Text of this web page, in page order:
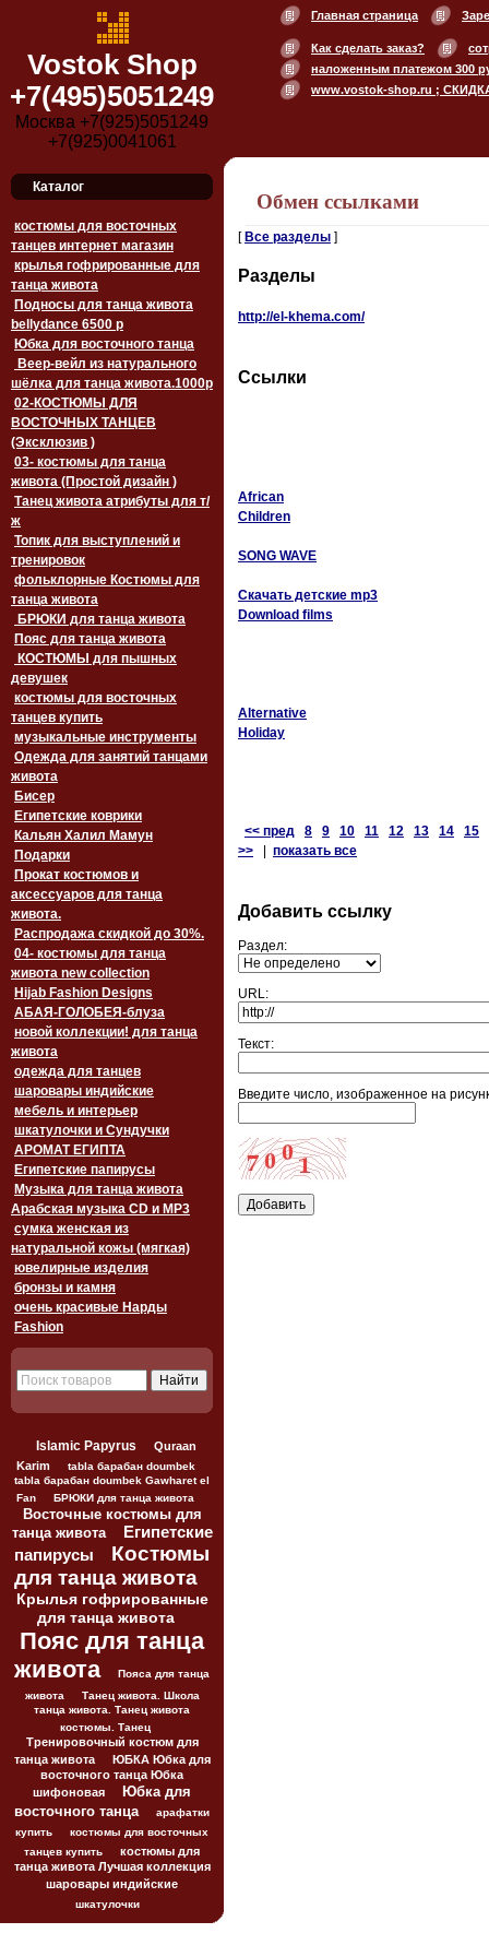
Vostok Shop
+7(495)5051249
Москва +7(925)5051249
+7(925)0041061
Главная страница
Как сделать заказ?
наложенным платежом 300
www.vostok-shop.ru ;
Каталог
костюмы для восточных
танцев интернет магазин
крылья гофрированные для
танца живота
Подносы для танца живота
bellydance 6500 p
Юбка для восточного танца
Веер-вейл из натурального
шёлка для танца живота.1000p
02-КОСТЮМЫ ДЛЯ
ВОСТОЧНЫХ ТАНЦЕВ
(Эксклюзив )
03- костюмы для танца
живота (Простой дизайн )
Танец живота атрибуты для т/
ж
Топик для выступлений и
тренировок
фольклорные Костюмы для
танца живота
БРЮКИ для танца живота
Пояс для танца живота
девушек
костюмы для восточных
танцев купить
музыкальные инструменты
Одежда для занятий танцами
живота
Бисер
Египетские коврики
Кальян Халил Мамун
Подарки
Прокат костюмов и
аксессуаров для танца
живота.
Распродажа скидкой до 30%.
04- костюмы для танца
живота new collection
Hijab Fashion Designs
АБАЯ-ГОЛОБЕЯ-блуза
новой коллекции! для танца
живота
одежда для танцев
шаровары индийские
мебель и интерьер
шкатулочки и Сундучки
АРОМАТ ЕГИПТА
Египетские папирусы
Музыка для танца живота
Арабская музыка CD и MP3
сумка женская из
натуральной кожы (мягкая)
ювелирные изделия
бронзы и камня
очень красивые Нарды
Fashion
Islamic Papyrus
Quraan
Karim
tabla барабан doumbek
tabla барабан doumbek Gawharet el
Fan
БРЮКИ для танца живота
Восточные костюмы для
танца живота
Египетские
папирусы
Костюмы
для танца живота
Крылья гофрированные
для танца живота
Пояс для танца
живота
Пояса для танца
живота
Танец живота. Школа
танца живота. Танец живота
костюмы. Танец
Тренировочный костюм для
танца живота
ЮБКА Юбка для
восточного танца Юбка
шифоновая
Юбка для
восточного танца
арафатки
купить
костюмы для восточных
танцев купить
костюмы для
танца живота Лучшая коллекция
шаровары индийские
шкатулочки
Обмен ссылками
[ Все разделы ]
Разделы
http://el-khema.com/
Ссылки
African
Children
SONG WAVE
Скачать детские mp3
Download films
Alternative
Holiday
<< пред 8 9 10 11 12 13 14
15
>>
показать все
Добавить ссылку
Раздел:
URL:
Текст:
Введите число, изображенное на